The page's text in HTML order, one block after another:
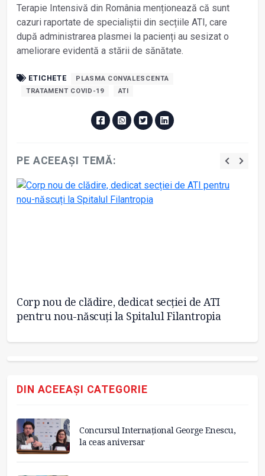
Terapie Intensivă din România menționează că sunt
cazuri raportate de specialiștii din secțiile ATI, care
după administrarea plasmei la pacienți au sesizat o
ameliorare evidentă a stării de sănătate.
ETICHETE
PLASMA CONVALESCENTA
TRATAMENT COVID-19
ATI
PE ACEEAȘI TEMĂ:
Corp nou de clădire, dedicat secției de ATI
pentru nou-născuți la Spitalul Filantropia
DIN ACEEAȘI CATEGORIE
Concursul Internațional George Enescu,
la ceas aniversar